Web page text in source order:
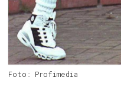
Foto: Profimedia